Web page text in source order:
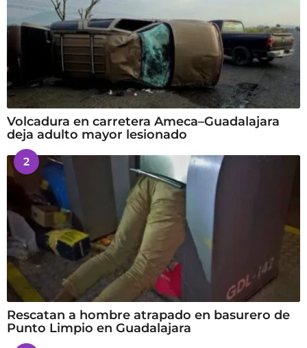
Volcadura en carretera Ameca–Guadalajara
deja adulto mayor lesionado
2
Rescatan a hombre atrapado en basurero de
Punto Limpio en Guadalajara